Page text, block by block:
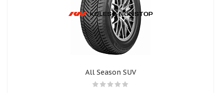
All Season SUV